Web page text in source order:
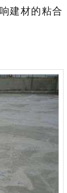
建材的粘合